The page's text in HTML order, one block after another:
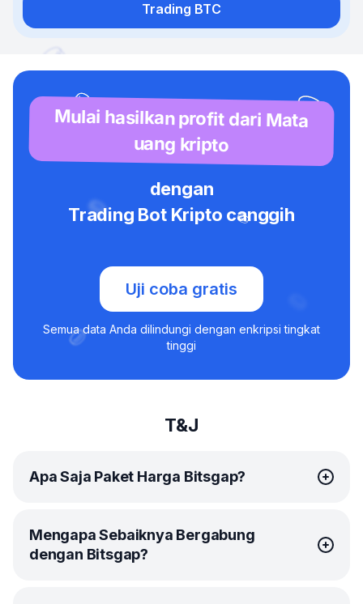
Trading BTC
Mulai hasilkan profit dari Mata
uang kripto
dengan
Trading Bot Kripto canggih
Uji coba gratis
Semua data Anda dilindungi dengan enkripsi tingkat
tinggi
T&J
Apa Saja Paket Harga Bitsgap?
Bitsgap menawarkan paket-paket
yang simpel dan
terjangkau bagi tiap trader.
Paket Basic ideal sebagai permulaan. Anda akan
Mengapa Sebaiknya Bergabung
dengan Bitsgap?